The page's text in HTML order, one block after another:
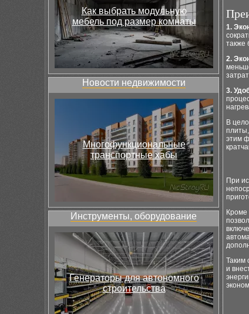
Как выбрать модульную
мебель под размер комнаты
Новости недвижимости
Многофункциональные
транспортные хабы
Инструменты, оборудование
Генераторы для автономного
строительства
1.
также
2.
3.
В
этим
При
Кроме
Таким
и